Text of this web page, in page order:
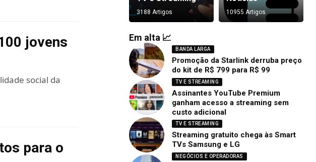
jovens
social da
para o
3188 Artigos 10955 Artigos
Em alta 📈
BANDA LARGA
Promoção da Starlink derruba preço
do kit de R$ 799 para R$ 99
TV E STREAMING
Assinantes YouTube Premium
ganham acesso a streaming sem
custo adicional
TV E STREAMING
Streaming gratuito chega às Smart
TVs Samsung e LG
NEGÓCIOS E OPERADORAS